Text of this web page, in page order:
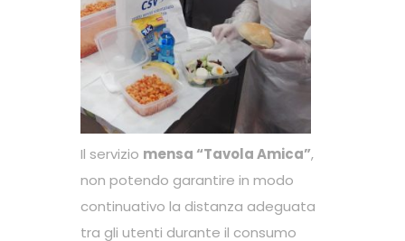
Il servizio mensa “Tavola Amica”,
non potendo garantire in modo
continuativo la distanza adeguata
tra gli utenti durante il consumo